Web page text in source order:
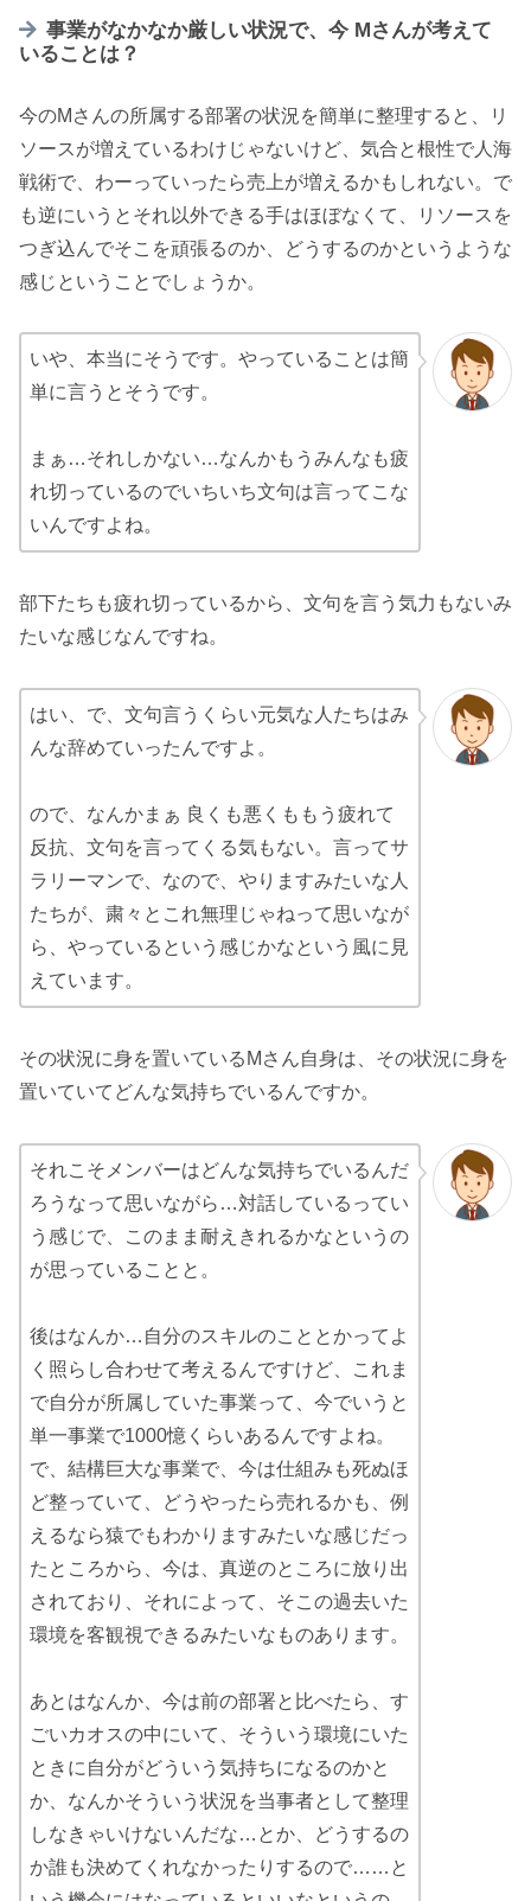
事業がなかなか厳しい状況で、今 Mさんが考えて
いることは？
今のMさんの所属する部署の状況を簡単に整理すると、リ
ソースが増えているわけじゃないけど、気合と根性で人海
戦術で、わーっていったら売上が増えるかもしれない。で
も逆にいうとそれ以外できる手はほぼなくて、リソースを
つぎ込んでそこを頑張るのか、どうするのかというような
感じということでしょうか。
いや、本当にそうです。やっていることは簡
単に言うとそうです。
まぁ…それしかない…なんかもうみんなも疲
れ切っているのでいちいち文句は言ってこな
いんですよね。
部下たちも疲れ切っているから、文句を言う気力もないみ
たいな感じなんですね。
はい、で、文句言うくらい元気な人たちはみ
んな辞めていったんですよ。
ので、なんかまぁ 良くも悪くももう疲れて
反抗、文句を言ってくる気もない。言ってサ
ラリーマンで、なので、やりますみたいな人
たちが、粛々とこれ無理じゃねって思いなが
ら、やっているという感じかなという風に見
えています。
その状況に身を置いているMさん自身は、その状況に身を
置いていてどんな気持ちでいるんですか。
それこそメンバーはどんな気持ちでいるんだ
ろうなって思いながら…対話しているってい
う感じで、このまま耐えきれるかなというの
が思っていることと。
後はなんか…自分のスキルのこととかってよ
く照らし合わせて考えるんですけど、これま
で自分が所属していた事業って、今でいうと
単一事業で1000憶くらいあるんですよね。
で、結構巨大な事業で、今は仕組みも死ぬほ
ど整っていて、どうやったら売れるかも、例
えるなら猿でもわかりますみたいな感じだっ
たところから、今は、真逆のところに放り出
されており、それによって、そこの過去いた
環境を客観視できるみたいなものあります。
あとはなんか、今は前の部署と比べたら、す
ごいカオスの中にいて、そういう環境にいた
ときに自分がどういう気持ちになるのかと
か、なんかそういう状況を当事者として整理
しなきゃいけないんだな…とか、どうするの
か誰も決めてくれなかったりするので……と